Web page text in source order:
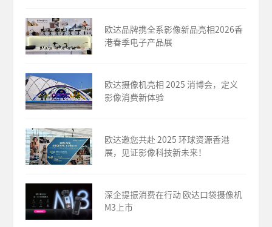
欧达品牌携全系影像新品亮相2026香
港春季电子产品展
欧达摄像机亮相 2025 消博会，定义
影像消费新体验
欧达邀您共赴 2025 环球资源香港
展，见证影像科技新未来！
深企提振消费在行动 欧达口袋摄像机
M3上市